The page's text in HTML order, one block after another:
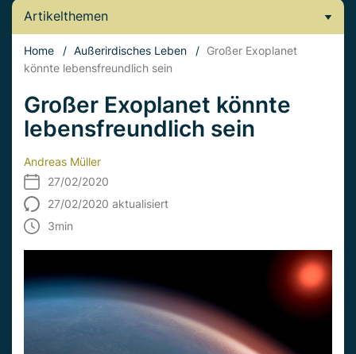
Artikelthemen
Home / Außerirdisches Leben / Großer Exoplanet
könnte lebensfreundlich sein
Großer Exoplanet könnte
lebensfreundlich sein
Andreas Müller
27/02/2020
27/02/2020 aktualisiert
3min